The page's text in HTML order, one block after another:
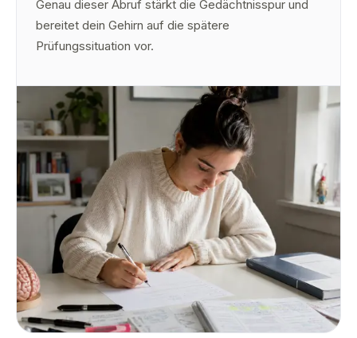
Genau dieser Abruf stärkt die Gedächtnisspur und
bereitet dein Gehirn auf die spätere
Prüfungssituation vor.